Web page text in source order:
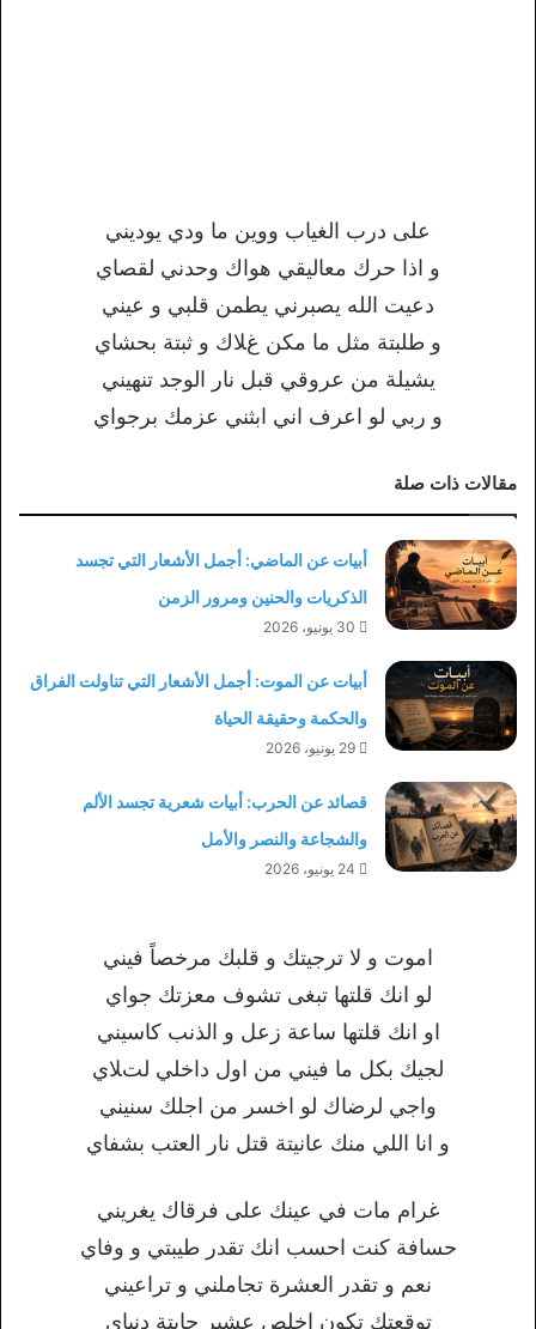
على درب الغياب ووين ما ودي يوديني
و اذا حرك معاليقي هواك وحدني لقصاي
دعيت الله يصبرني يطمن قلبي و عيني
و طلبتة مثل ما مكن غﻼ‌ك و ثبتة بحشاي
يشيلة من عروقي قبل نار الوجد تنهيني
و ربي لو اعرف اني ابثني عزمك برجواي
مقالات ذات صلة
أبيات عن الماضي: أجمل الأشعار التي تجسد
الذكريات والحنين ومرور الزمن
30 يونيو، 2026
أبيات عن الموت: أجمل الأشعار التي تناولت الفراق
والحكمة وحقيقة الحياة
29 يونيو، 2026
قصائد عن الحرب: أبيات شعرية تجسد الألم
والشجاعة والنصر والأمل
24 يونيو، 2026
اموت و ﻻ‌ ترجيتك و قلبك مرخصاً فيني
لو انك قلتها تبغى تشوف معزتك جواي
او انك قلتها ساعة زعل و الذنب كاسيني
لجيك بكل ما فيني من اول داخلي لتﻼ‌ي
واجي لرضاك لو اخسر من اجلك سنيني
و انا اللي منك عانيتة قتل نار العتب بشفاي
غرام مات في عينك على فرقاك يغريني
حسافة كنت احسب انك تقدر طيبتي و وفاي
نعم و تقدر العشرة تجاملني و تراعيني
توقعتك تكون اخلص عشير جابتة دنياي